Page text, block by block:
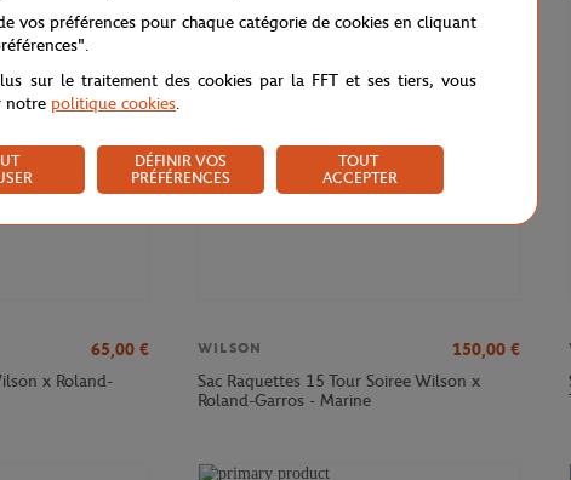
65,00 €
x Roland-
WILSON 150,00 €
Sac Raquettes 15 Tour Soiree Wilson x
Roland-Garros - Marine
vos préférences pour chaque catégorie de cookies en cliquant
sur le traitement des cookies par la FFT et ses tiers, vous
notre politique cookies.
DÉFINIR VOS
PRÉFÉRENCES
TOUT
ACCEPTER